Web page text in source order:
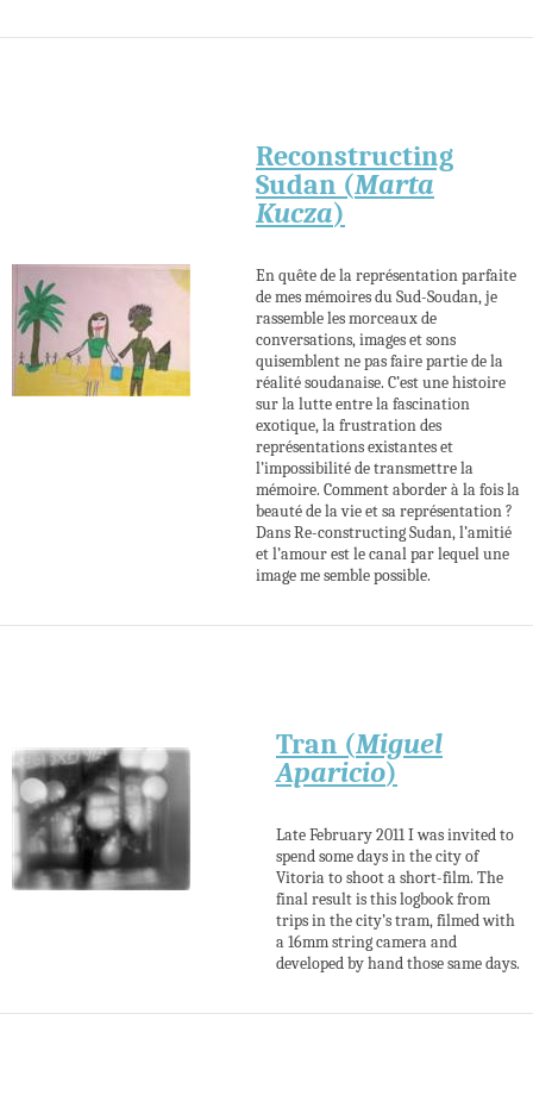
Reconstructing
Sudan (Marta
Kucza)
En quête de la représentation parfaite
de mes mémoires du Sud-Soudan, je
rassemble les morceaux de
conversations, images et sons
quisemblent ne pas faire partie de la
réalité soudanaise. C’est une histoire
sur la lutte entre la fascination
exotique, la frustration des
représentations existantes et
l’impossibilité de transmettre la
mémoire. Comment aborder à la fois la
beauté de la vie et sa représentation ?
Dans Re-constructing Sudan, l’amitié
et l’amour est le canal par lequel une
image me semble possible.
Tran (Miguel
Aparicio)
Late February 2011 I was invited to
spend some days in the city of
Vitoria to shoot a short-film. The
final result is this logbook from
trips in the city’s tram, filmed with
a 16mm string camera and
developed by hand those same days.